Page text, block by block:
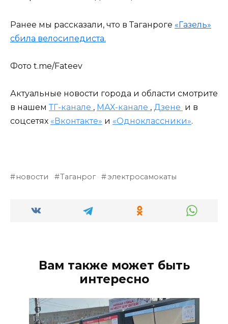
Ранее мы рассказали, что в Таганроге «Газель»
сбила велосипедиста.
Фото t.me/Fateev
Актуальные новости города и области смотрите
в нашем ТГ-канале , МАХ-канале , Дзене и в
соцсетях «Вконтакте» и «Одноклассники».
новости Таганрог электросамокаты
Вам также может быть
интересно